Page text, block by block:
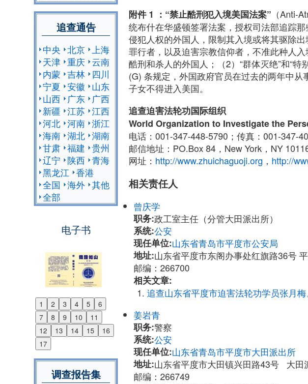
追查通告
中央 北京 上海
天津 重庆 云南
内蒙 吉林
四川
宁夏 安徽
山东
山西
广东
广西
新疆 江苏 江西
河北 河南 浙江
海南 湖北 湖南
甘肃 福建 贵州
辽宁
陕西 青海
黑龙江 香港
全国 海外 其他
全部
电子书
1 2 3 4 5
6
7
8 9 10
11
12
13 14 15
16
17
Previous
Next
调查报告集
附件 1 ：“禁止酷刑犯入境美国法案” （Anti-
统布什在华盛顿签署法案，授权司法部追踪
侵犯人权的外国人，限制其入境或将其驱除
罪行者，以及迫害宗教信仰者，不准此种人
酷刑和杀人的外国人；（2）“群体灭绝”和“
(G) 条规定，外国政府官员在过去的两年中
子女不得进入美国。
追查迫害法轮功国际组织
World Organization to Investigate the
电话：001-347-448-5790；传真：001-347-
邮信地址：PO.Box 84，New York，NY
网址： http://www.zhuichaguoji.org ， http://
相关责任人
曾庆学
职务:政工室主任（分管大田派出所）
系统:公安
现任单位:山东省青岛市平度市公安局
地址:山东省平度市东阁办事处红旗路36号
邮编：266700
相关文章:
追查山东省平度市迫害法轮功学员张月
姜岩青
职务:警察
系统:公安
现任单位:山东省青岛市平度市大田派出所
地址:山东省平度市大田镇兴田路43号 大田
邮编：266749